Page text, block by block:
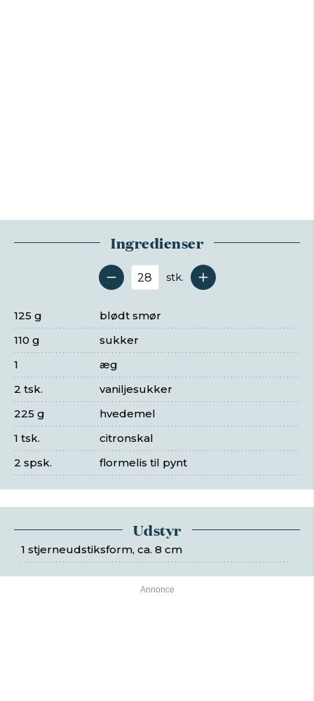
Ingredienser
Antal serveringer
stk.
blødt smør
125 g
sukker
110 g
æg
1
vaniljesukker
2 tsk.
hvedemel
225 g
citronskal
1 tsk.
flormelis til pynt
2 spsk.
Udstyr
1 stjerneudstiksform, ca. 8 cm